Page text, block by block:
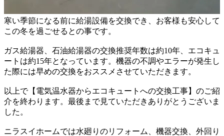
寒い季節になる前に給湯設備を交換でき、 お客様も安心して
この冬を過ごせるとの事です。
ガス給湯器、石油給湯器の交換推奨年数は約10年、 エコキュ
ートは約15年となっています。 機器の不調やエラーが発生し
た際には早めの交換をおススメさせていただきます。
以上で【電気温水器からエコキュートへの交換工事】のご紹
介を終わります。 最後まで見ていただきありがとうございま
した。
ニラスイホームでは水廻りのリフォーム、機器交換、外回り